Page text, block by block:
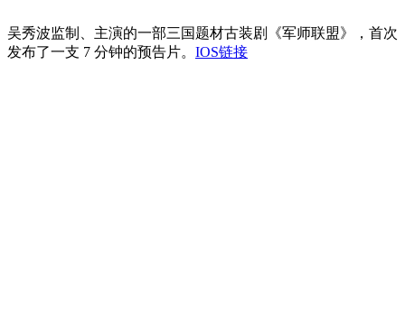
吴秀波监制、主演的一部三国题材古装剧《军师联盟》，首次
发布了一支 7 分钟的预告片。 IOS链接